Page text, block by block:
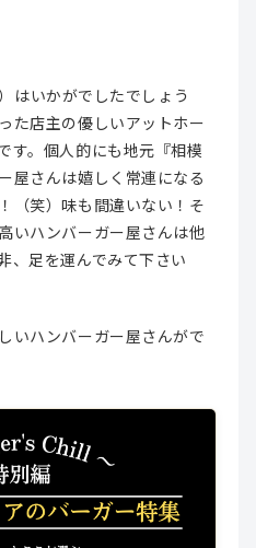
はいかがでしたでしょう
た店主の優しいアットホー
す。個人的にも地元『相模
屋さんは嬉しく常連になる
（笑）味も間違いない！そ
いハンバーガー屋さんは他
、足を運んでみて下さい
いハンバーガー屋さんがで